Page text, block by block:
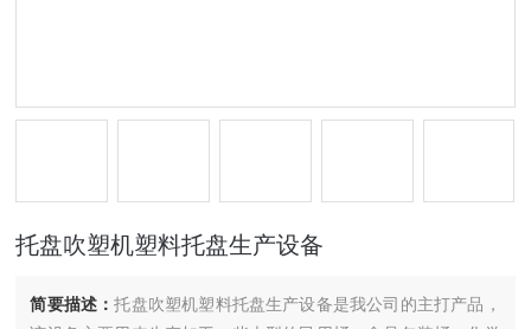
托盘吹塑机塑料托盘生产设备
简要描述：托盘吹塑机塑料托盘生产设备是我公司的主打产品，